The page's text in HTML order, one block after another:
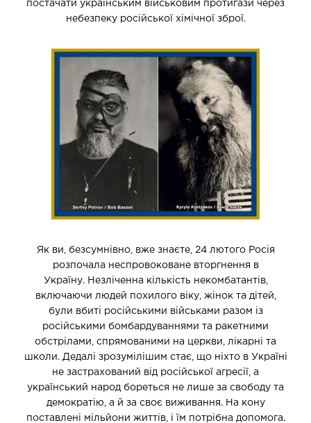
постачати українським військовим протигази через
небезпеку російської хімічної зброї.
Як ви, безсумнівно, вже знаєте, 24 лютого Росія
розпочала неспровоковане вторгнення в
Україну. Незліченна кількість некомбатантів,
включаючи людей похилого віку, жінок та дітей,
були вбиті російськими військами разом із
російськими бомбардуваннями та ракетними
обстрілами, спрямованими на церкви, лікарні та
школи. Дедалі зрозумілішим стає, що ніхто в Україні
не застрахований від російської агресії, а
український народ бореться не лише за свободу та
демократію, а й за своє виживання. На кону
поставлені мільйони життів, і їм потрібна допомога.